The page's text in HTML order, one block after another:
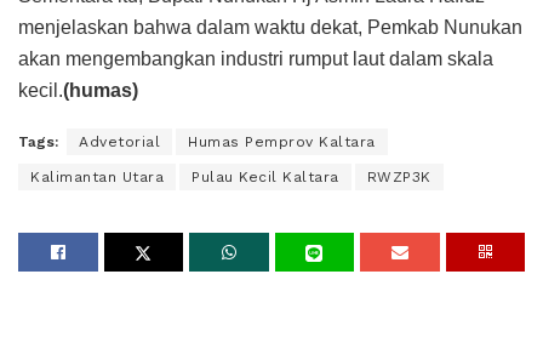
menjelaskan bahwa dalam waktu dekat, Pemkab Nunukan
akan mengembangkan industri rumput laut dalam skala
kecil.(humas)
Tags: Advetorial Humas Pemprov Kaltara
Kalimantan Utara Pulau Kecil Kaltara RWZP3K